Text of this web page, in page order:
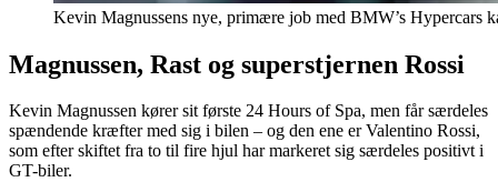
Kevin Magnussens nye, primære job med BMW’s Hypercars
Magnussen, Rast og superstjernen Rossi
Kevin Magnussen kører sit første 24 Hours of Spa, men får særdeles
spændende kræfter med sig i bilen – og den ene er Valentino Rossi,
som efter skiftet fra to til fire hjul har markeret sig særdeles positivt i
GT-biler.